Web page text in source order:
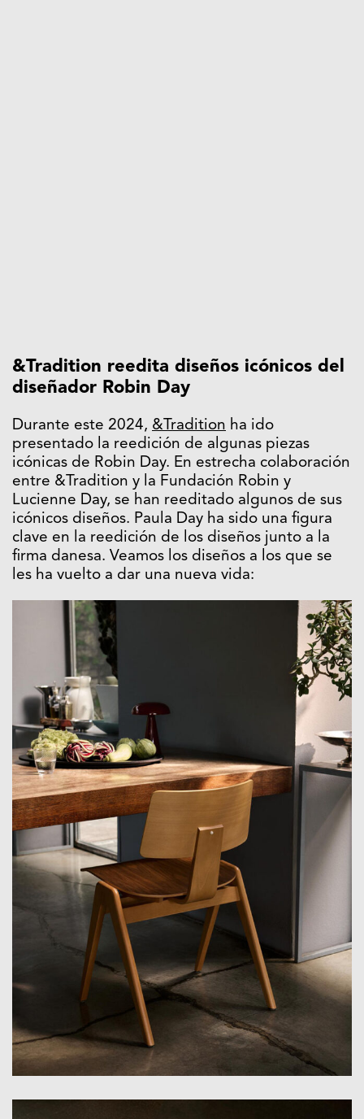
&Tradition reedita diseños icónicos del
diseñador Robin Day
Durante este 2024, &Tradition ha ido
presentado la reedición de algunas piezas
icónicas de Robin Day. En estrecha colaboración
entre &Tradition y la Fundación Robin y
Lucienne Day, se han reeditado algunos de sus
icónicos diseños. Paula Day ha sido una figura
clave en la reedición de los diseños junto a la
firma danesa. Veamos los diseños a los que se
les ha vuelto a dar una nueva vida: